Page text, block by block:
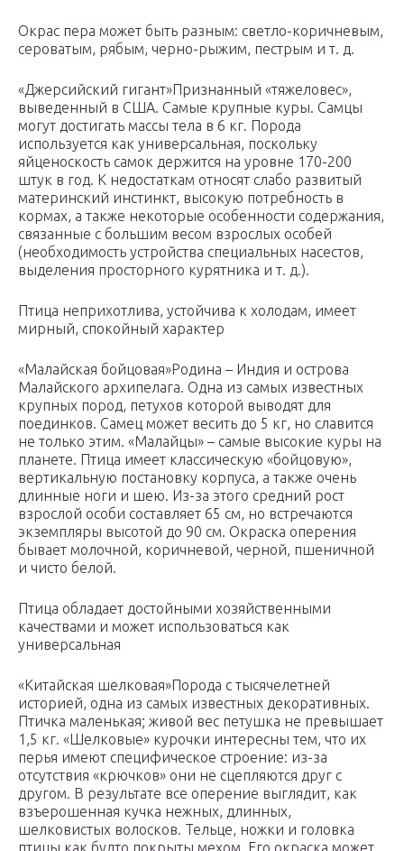
Окрас пера может быть разным: светло-коричневым,
сероватым, рябым, черно-рыжим, пестрым и т. д.
«Джерсийский гигант»Признанный «тяжеловес»,
выведенный в США. Самые крупные куры. Самцы
могут достигать массы тела в 6 кг. Порода
используется как универсальная, поскольку
яйценоскость самок держится на уровне 170-200
штук в год. К недостаткам относят слабо развитый
материнский инстинкт, высокую потребность в
кормах, а также некоторые особенности содержания,
связанные с большим весом взрослых особей
(необходимость устройства специальных насестов,
выделения просторного курятника и т. д.).
Птица неприхотлива, устойчива к холодам, имеет
мирный, спокойный характер
«Малайская бойцовая»Родина – Индия и острова
Малайского архипелага. Одна из самых известных
крупных пород, петухов которой выводят для
поединков. Самец может весить до 5 кг, но славится
не только этим. «Малайцы» – самые высокие куры на
планете. Птица имеет классическую «бойцовую»,
вертикальную постановку корпуса, а также очень
длинные ноги и шею. Из-за этого средний рост
взрослой особи составляет 65 см, но встречаются
экземпляры высотой до 90 см. Окраска оперения
бывает молочной, коричневой, черной, пшеничной
и чисто белой.
Птица обладает достойными хозяйственными
качествами и может использоваться как
универсальная
«Китайская шелковая»Порода с тысячелетней
историей, одна из самых известных декоративных.
Птичка маленькая; живой вес петушка не превышает
1,5 кг. «Шелковые» курочки интересны тем, что их
перья имеют специфическое строение: из-за
отсутствия «крючков» они не сцепляются друг с
другом. В результате все оперение выглядит, как
взъерошенная кучка нежных, длинных,
шелковистых волосков. Тельце, ножки и головка
птицы как будто покрыты мехом. Его окраска может